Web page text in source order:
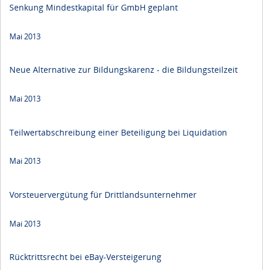
Senkung Mindestkapital für GmbH geplant
Mai 2013
Neue Alternative zur Bildungskarenz - die Bildungsteilzeit
Mai 2013
Teilwertabschreibung einer Beteiligung bei Liquidation
Mai 2013
Vorsteuervergütung für Drittlandsunternehmer
Mai 2013
Rücktrittsrecht bei eBay-Versteigerung